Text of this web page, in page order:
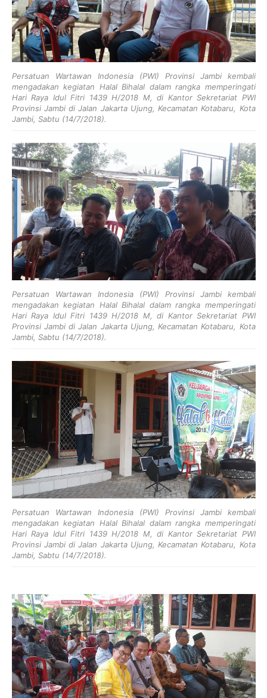
Persatuan Wartawan Indonesia (PWI) Provinsi Jambi kembali
mengadakan kegiatan Halal Bihalal dalam rangka memperingati
Hari Raya Idul Fitri 1439 H/2018 M, di Kantor Sekretariat PWI
Provinsi Jambi di Jalan Jakarta Ujung, Kecamatan Kotabaru, Kota
Jambi, Sabtu (14/7/2018).
Persatuan Wartawan Indonesia (PWI) Provinsi Jambi kembali
mengadakan kegiatan Halal Bihalal dalam rangka memperingati
Hari Raya Idul Fitri 1439 H/2018 M, di Kantor Sekretariat PWI
Provinsi Jambi di Jalan Jakarta Ujung, Kecamatan Kotabaru, Kota
Jambi, Sabtu (14/7/2018).
Persatuan Wartawan Indonesia (PWI) Provinsi Jambi kembali
mengadakan kegiatan Halal Bihalal dalam rangka memperingati
Hari Raya Idul Fitri 1439 H/2018 M, di Kantor Sekretariat PWI
Provinsi Jambi di Jalan Jakarta Ujung, Kecamatan Kotabaru, Kota
Jambi, Sabtu (14/7/2018).